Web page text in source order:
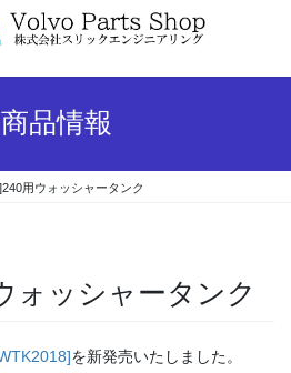
品情報
用ウォッシャータンク
ォッシャータンク
を新発売いたしました。